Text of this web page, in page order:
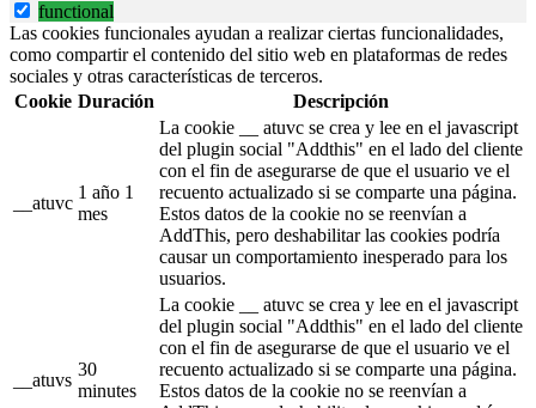
functional
Las cookies funcionales ayudan a realizar ciertas funcionalidades,
como compartir el contenido del sitio web en plataformas de redes
sociales y otras características de terceros.
Cookie Duración Descripción
__atuvc
1 año 1
mes
La cookie __ atuvc se crea y lee en el javascript
del plugin social "Addthis" en el lado del cliente
con el fin de asegurarse de que el usuario ve el
recuento actualizado si se comparte una página.
Estos datos de la cookie no se reenvían a
AddThis, pero deshabilitar las cookies podría
causar un comportamiento inesperado para los
usuarios.
__atuvs
30
minutes
La cookie __ atuvc se crea y lee en el javascript
del plugin social "Addthis" en el lado del cliente
con el fin de asegurarse de que el usuario ve el
recuento actualizado si se comparte una página.
Estos datos de la cookie no se reenvían a